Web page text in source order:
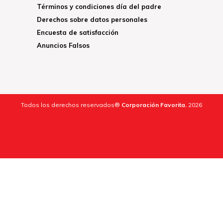
Términos y condiciones día del padre
Derechos sobre datos personales
Encuesta de satisfacción
Anuncios Falsos
Todos los derechos reservados® Corporación Favorita. 2026